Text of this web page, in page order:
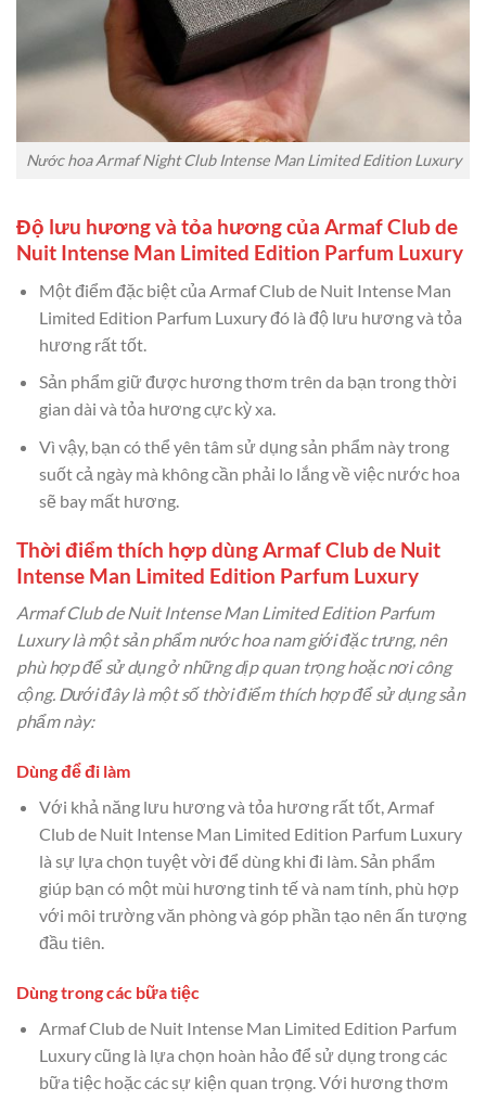
Nước hoa Armaf Night Club Intense Man Limited Edition Luxury
Độ lưu hương và tỏa hương của Armaf Club de
Nuit Intense Man Limited Edition Parfum Luxury
Một điểm đặc biệt của Armaf Club de Nuit Intense Man
Limited Edition Parfum Luxury đó là độ lưu hương và tỏa
hương rất tốt.
Sản phẩm giữ được hương thơm trên da bạn trong thời
gian dài và tỏa hương cực kỳ xa.
Vì vậy, bạn có thể yên tâm sử dụng sản phẩm này trong
suốt cả ngày mà không cần phải lo lắng về việc nước hoa
sẽ bay mất hương.
Thời điểm thích hợp dùng Armaf Club de Nuit
Intense Man Limited Edition Parfum Luxury
Armaf Club de Nuit Intense Man Limited Edition Parfum
Luxury là một sản phẩm nước hoa nam giới đặc trưng, nên
phù hợp để sử dụng ở những dịp quan trọng hoặc nơi công
cộng. Dưới đây là một số thời điểm thích hợp để sử dụng sản
phẩm này:
Dùng để đi làm
Với khả năng lưu hương và tỏa hương rất tốt, Armaf
Club de Nuit Intense Man Limited Edition Parfum Luxury
là sự lựa chọn tuyệt vời để dùng khi đi làm. Sản phẩm
giúp bạn có một mùi hương tinh tế và nam tính, phù hợp
với môi trường văn phòng và góp phần tạo nên ấn tượng
đầu tiên.
Dùng trong các bữa tiệc
Armaf Club de Nuit Intense Man Limited Edition Parfum
Luxury cũng là lựa chọn hoàn hảo để sử dụng trong các
bữa tiệc hoặc các sự kiện quan trọng. Với hương thơm